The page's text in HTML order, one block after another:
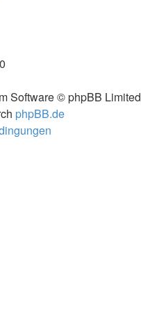
Software © phpBB Limited
phpBB.de